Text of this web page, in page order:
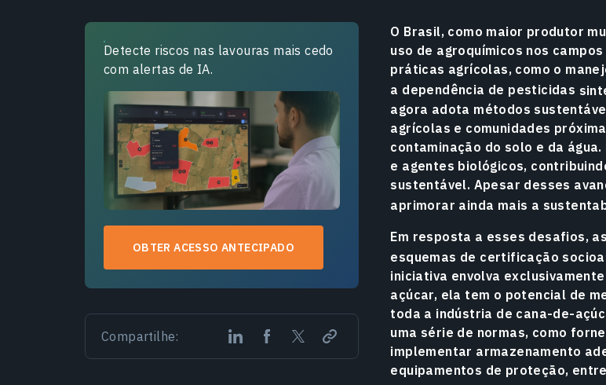
Detecte riscos nas lavouras mais cedo
com alertas de IA.
OBTER ACESSO ANTECIPADO
Compartilhe:
O Brasil, como maior produtor
uso de agroquímicos nos
práticas agrícolas, como o
a dependência de pesticidas
agora adota métodos
agrícolas e comunidades
contaminação do solo e da
e agentes biológicos,
sustentável. Apesar desses
aprimorar ainda mais a
Em resposta a esses desafios,
esquemas de certificação
iniciativa envolva
açúcar, ela tem o potencial de
toda a indústria de cana-de-
uma série de normas, como
implementar armazenamento
equipamentos de proteção,